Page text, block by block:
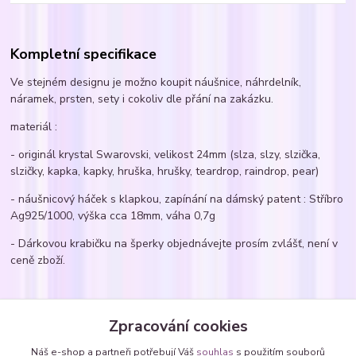
Kompletní specifikace
Ve stejném designu je možno koupit náušnice, náhrdelník,
náramek, prsten, sety i cokoliv dle přání na zakázku.
materiál :
- originál krystal Swarovski, velikost 24mm (slza, slzy, slzička,
slzičky, kapka, kapky, hruška, hrušky, teardrop, raindrop, pear)
- náušnicový háček s klapkou, zapínání na dámský patent : Stříbro
Ag925/1000, výška cca 18mm, váha 0,7g
- Dárkovou krabičku na šperky objednávejte prosím zvlášť, není v
ceně zboží.
Zboží zařazeno v kategoriích
Náušnice
Zpracování cookies
Náš e-shop a partneři potřebují Váš souhlas s použitím souborů